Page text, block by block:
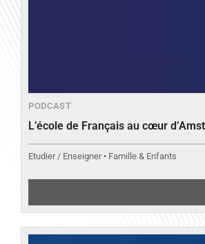
PODCAST
L’école de Français au cœur
Etudier / Enseigner • Famille & Enfants